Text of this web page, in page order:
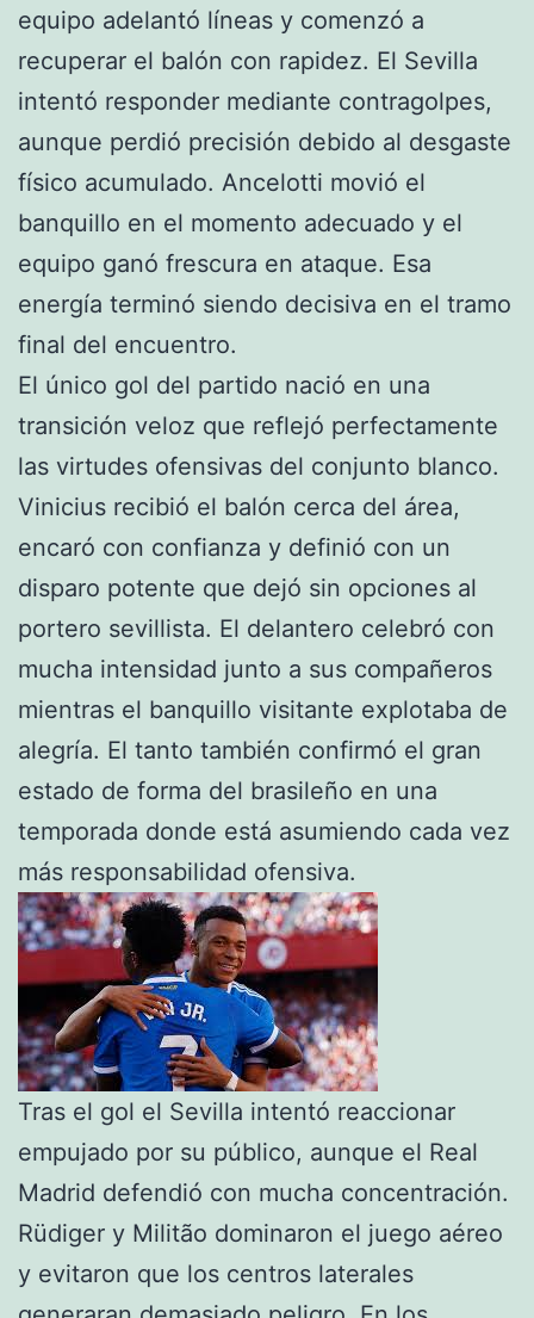
equipo adelantó líneas y comenzó a
recuperar el balón con rapidez. El Sevilla
intentó responder mediante contragolpes,
aunque perdió precisión debido al desgaste
físico acumulado. Ancelotti movió el
banquillo en el momento adecuado y el
equipo ganó frescura en ataque. Esa
energía terminó siendo decisiva en el tramo
final del encuentro.
El único gol del partido nació en una
transición veloz que reflejó perfectamente
las virtudes ofensivas del conjunto blanco.
Vinicius recibió el balón cerca del área,
encaró con confianza y definió con un
disparo potente que dejó sin opciones al
portero sevillista. El delantero celebró con
mucha intensidad junto a sus compañeros
mientras el banquillo visitante explotaba de
alegría. El tanto también confirmó el gran
estado de forma del brasileño en una
temporada donde está asumiendo cada vez
más responsabilidad ofensiva.
Tras el gol el Sevilla intentó reaccionar
empujado por su público, aunque el Real
Madrid defendió con mucha concentración.
Rüdiger y Militão dominaron el juego aéreo
y evitaron que los centros laterales